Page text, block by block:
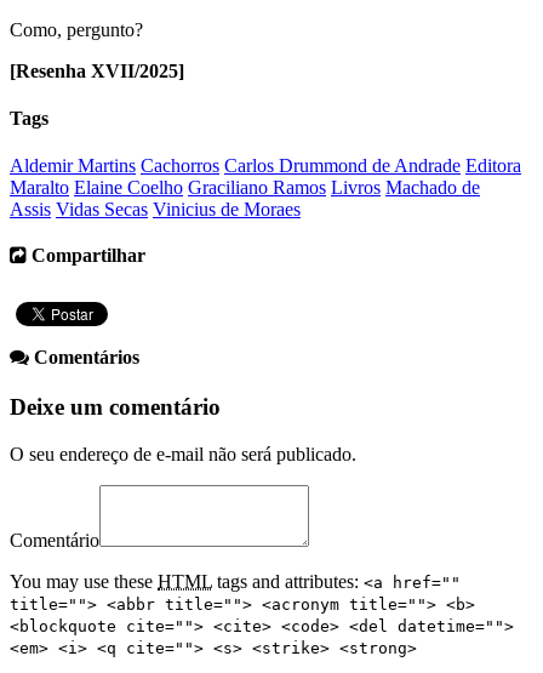
Como, pergunto?
[Resenha XVII/2025]
Tags
Aldemir Martins Cachorros Carlos Drummond de Andrade Editora
Maralto Elaine Coelho Graciliano Ramos Livros Machado de
Assis Vidas Secas Vinicius de Moraes
Compartilhar
Comentários
Deixe um comentário
O seu endereço de e-mail não será publicado.
Comentário
You may use these HTML tags and attributes: <a href=""
title=""> <abbr title=""> <acronym title=""> <b>
<blockquote cite=""> <cite> <code> <del datetime="">
<em> <i> <q cite=""> <s> <strike> <strong>